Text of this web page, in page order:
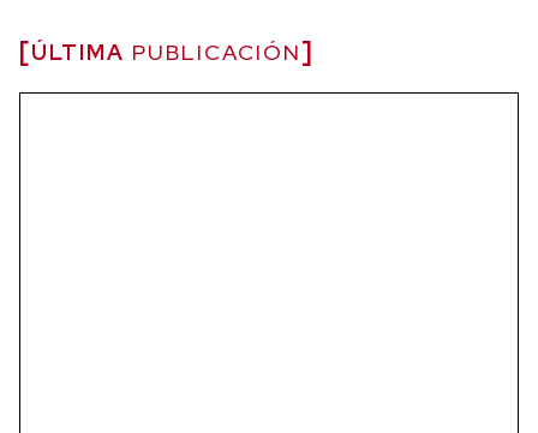
ÚLTIMA PUBLICACIÓN